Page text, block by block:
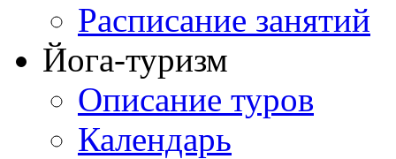
Расписание занятий
Йога-туризм
Описание туров
Календарь